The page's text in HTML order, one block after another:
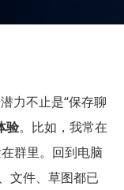
力不止是“保存聊
验。 比如，我常在
群里。回到电脑
文件、草图都已